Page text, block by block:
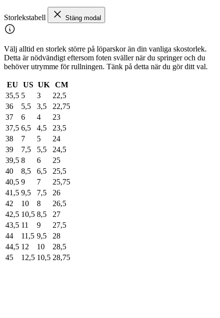
Storlekstabell Stäng modal
Välj alltid en storlek större på löparskor än din vanliga skostorlek.
Detta är nödvändigt eftersom foten sväller när du springer och du
behöver utrymme för rullningen. Tänk på detta när du gör ditt val.
EU US UK
CM
35,5 5 3
22,5
36
5,5 3,5
22,75
37
6 4
23
37,5 6,5 4,5
23,5
38
7 5
24
39
7,5 5,5
24,5
39,5 8 6
25
40
8,5 6,5
25,5
40,5 9 7
25,75
41,5 9,5 7,5
26
42
10 8
26,5
42,5 10,5 8,5
27
43,5 11 9
27,5
44
11,5 9,5
28
44,5 12 10
28,5
45
12,5 10,5 28,75